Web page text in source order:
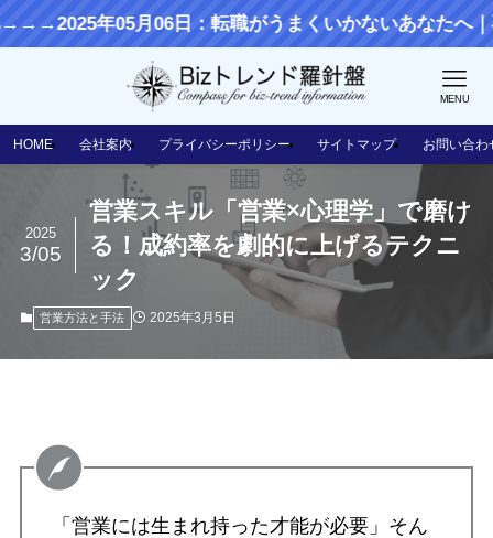
06日：転職がうまくいかないあなたへ｜不安な気持
MENU
HOME 会社案内 プライバシーポリシー サイトマップ お問い合わ
営業スキル「営業×心理学」で磨け
る！成約率を劇的に上げるテクニ
ック
2025
3/05
営業方法と手法 2025年3月5日
「営業には生まれ持った才能が必要」そん